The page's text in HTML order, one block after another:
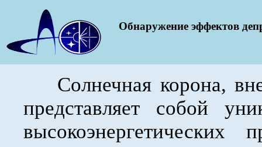
Обнаружение эффектов
Солнечная корона,
представляет собой